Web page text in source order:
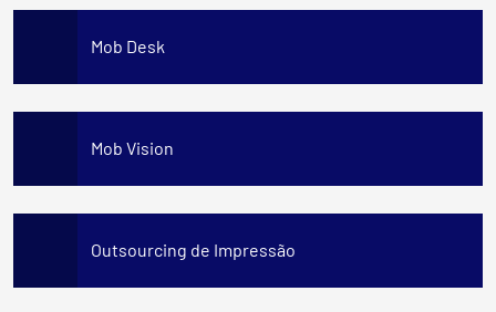
Mob Desk
Mob Vision
Outsourcing de Impressão